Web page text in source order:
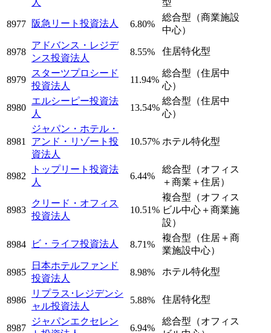
人 型
8977 阪急リート投資法人 6.80%
総合型（商業施設
中心）
8978
アドバンス・レジデ
ンス投資法人
8.55% 住居特化型
8979
スターツプロシード
投資法人
11.94%
総合型（住居中
心）
8980
エルシーピー投資法
人
13.54%
総合型（住居中
心）
8981
ジャパン・ホテル・
アンド・リゾート投
資法人
10.57% ホテル特化型
8982
トップリート投資法
人
6.44%
総合型（オフィス
＋商業＋住居）
8983
クリード・オフィス
投資法人
10.51%
複合型（オフィス
ビル中心＋商業施
設）
8984 ビ・ライフ投資法人 8.71%
複合型（住居＋商
業施設中心）
8985
日本ホテルファンド
投資法人
8.98% ホテル特化型
8986
リプラス･レジデンシ
ャル投資法人
5.88% 住居特化型
8987
ジャパンエクセレン
6.94%
総合型（オフィス